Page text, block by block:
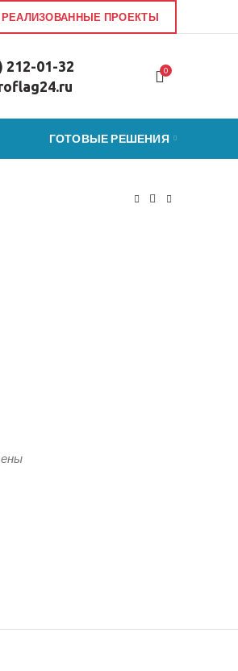
РЕАЛИЗОВАННЫЕ ПРОЕКТЫ
212-01-32
0
ГОТОВЫЕ РЕШЕНИЯ